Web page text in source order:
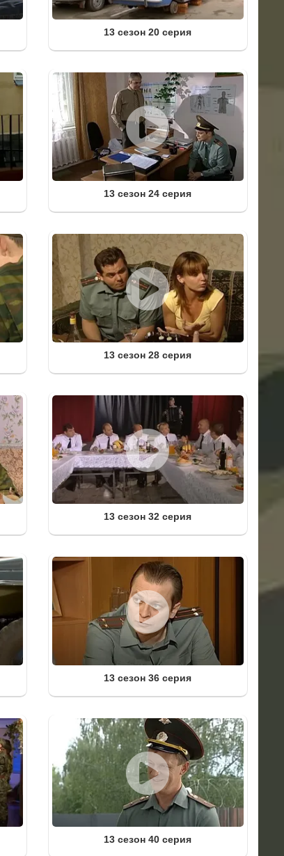
13 сезон 20 серия
13 сезон 24 серия
13 сезон 28 серия
13 сезон 32 серия
13 сезон 36 серия
13 сезон 40 серия